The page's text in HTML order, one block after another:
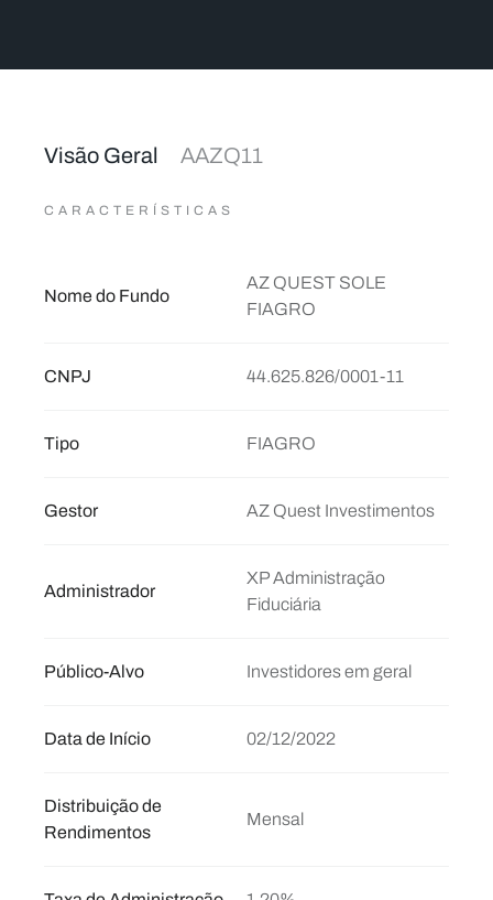
Visão Geral AAZQ11
CARACTERÍSTICAS
Nome do Fundo
AZ QUEST SOLE
FIAGRO
CNPJ 44.625.826/0001-11
Tipo FIAGRO
Gestor AZ Quest Investimentos
Administrador
XP Administração
Fiduciária
Público-Alvo Investidores em geral
Data de Início 02/12/2022
Distribuição de
Rendimentos
Mensal